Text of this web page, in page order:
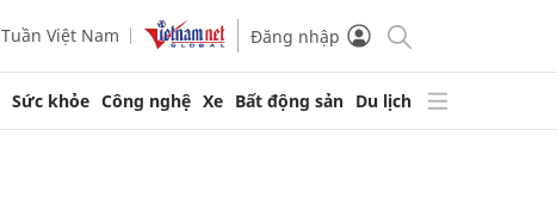
Tuần Việt Nam Đăng nhập
Sức khỏe Công nghệ Xe Bất động sản Du lịch